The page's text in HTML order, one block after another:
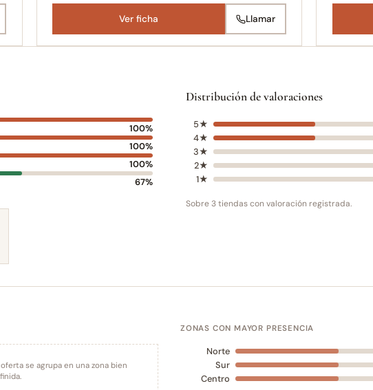
Ver ficha Llamar
100%
100%
100%
67%
Distribución de valoraciones
5★
4★
3★
2★
1★
Sobre 3 tiendas con valoración registrada.
oferta se agrupa en una zona bien
ZONAS CON MAYOR PRESENCIA
Norte
Sur
Centro